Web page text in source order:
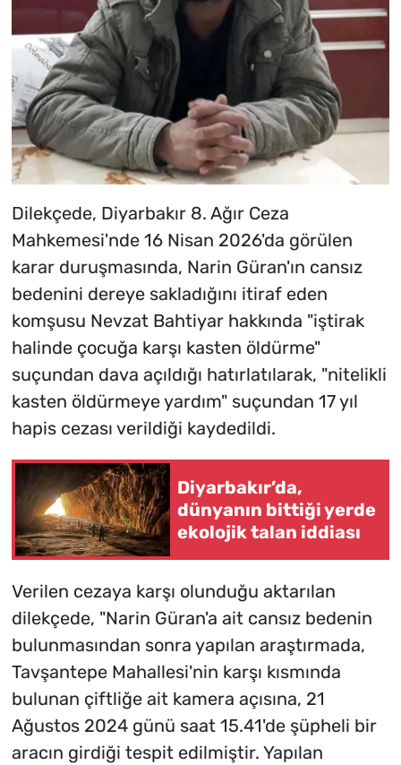
Dilekçede, Diyarbakır 8. Ağır Ceza
Mahkemesi'nde 16 Nisan 2026'da görülen
karar duruşmasında, Narin Güran'ın cansız
bedenini dereye sakladığını itiraf eden
komşusu Nevzat Bahtiyar hakkında "iştirak
halinde çocuğa karşı kasten öldürme"
suçundan dava açıldığı hatırlatılarak, "nitelikli
kasten öldürmeye yardım" suçundan 17 yıl
hapis cezası verildiği kaydedildi.
Diyarbakır’da,
dünyanın bittiği yerde
ekolojik talan iddiası
Verilen cezaya karşı olunduğu aktarılan
dilekçede, "Narin Güran'a ait cansız bedenin
bulunmasından sonra yapılan araştırmada,
Tavşantepe Mahallesi'nin karşı kısmında
bulunan çiftliğe ait kamera açısına, 21
Ağustos 2024 günü saat 15.41'de şüpheli bir
aracın girdiği tespit edilmiştir. Yapılan